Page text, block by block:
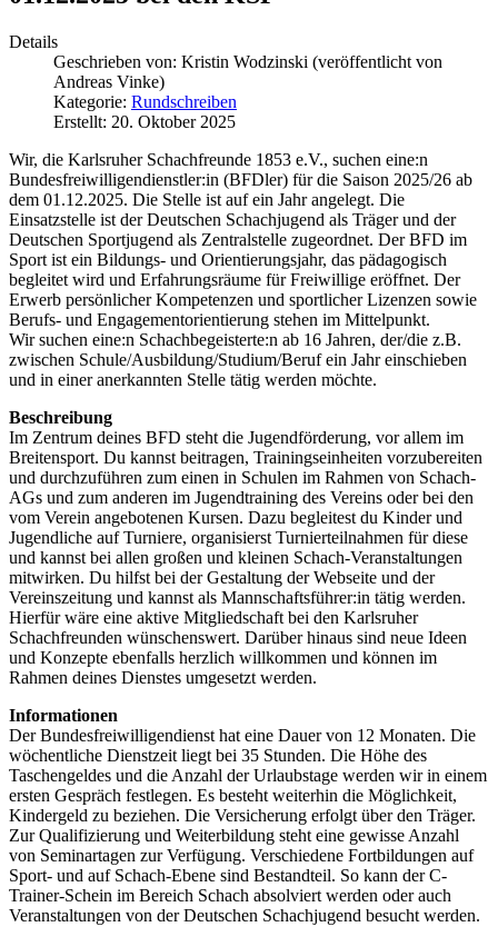
Details
Geschrieben von: Kristin Wodzinski (veröffentlicht von
Andreas Vinke)
Kategorie: Rundschreiben
Erstellt: 20. Oktober 2025
Wir, die Karlsruher Schachfreunde 1853 e.V., suchen eine:n
Bundesfreiwilligendienstler:in (BFDler) für die Saison 2025/26 ab
dem 01.12.2025. Die Stelle ist auf ein Jahr angelegt. Die
Einsatzstelle ist der Deutschen Schachjugend als Träger und der
Deutschen Sportjugend als Zentralstelle zugeordnet. Der BFD im
Sport ist ein Bildungs- und Orientierungsjahr, das pädagogisch
begleitet wird und Erfahrungsräume für Freiwillige eröffnet. Der
Erwerb persönlicher Kompetenzen und sportlicher Lizenzen sowie
Berufs- und Engagementorientierung stehen im Mittelpunkt.
Wir suchen eine:n Schachbegeisterte:n ab 16 Jahren, der/die z.B.
zwischen Schule/Ausbildung/Studium/Beruf ein Jahr einschieben
und in einer anerkannten Stelle tätig werden möchte.
Beschreibung
Im Zentrum deines BFD steht die Jugendförderung, vor allem im
Breitensport. Du kannst beitragen, Trainingseinheiten vorzubereiten
und durchzuführen zum einen in Schulen im Rahmen von Schach-
AGs und zum anderen im Jugendtraining des Vereins oder bei den
vom Verein angebotenen Kursen. Dazu begleitest du Kinder und
Jugendliche auf Turniere, organisierst Turnierteilnahmen für diese
und kannst bei allen großen und kleinen Schach-Veranstaltungen
mitwirken. Du hilfst bei der Gestaltung der Webseite und der
Vereinszeitung und kannst als Mannschaftsführer:in tätig werden.
Hierfür wäre eine aktive Mitgliedschaft bei den Karlsruher
Schachfreunden wünschenswert. Darüber hinaus sind neue Ideen
und Konzepte ebenfalls herzlich willkommen und können im
Rahmen deines Dienstes umgesetzt werden.
Informationen
Der Bundesfreiwilligendienst hat eine Dauer von 12 Monaten. Die
wöchentliche Dienstzeit liegt bei 35 Stunden. Die Höhe des
Taschengeldes und die Anzahl der Urlaubstage werden wir in einem
ersten Gespräch festlegen. Es besteht weiterhin die Möglichkeit,
Kindergeld zu beziehen. Die Versicherung erfolgt über den Träger.
Zur Qualifizierung und Weiterbildung steht eine gewisse Anzahl
von Seminartagen zur Verfügung. Verschiedene Fortbildungen auf
Sport- und auf Schach-Ebene sind Bestandteil. So kann der C-
Trainer-Schein im Bereich Schach absolviert werden oder auch
Veranstaltungen von der Deutschen Schachjugend besucht werden.